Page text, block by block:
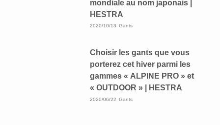
mondiale au nom japonais |
HESTRA
2020/10/13 Gants
Choisir les gants que vous
porterez cet hiver parmi les
gammes « ALPINE PRO » et
« OUTDOOR » | HESTRA
2020/06/22 Gants